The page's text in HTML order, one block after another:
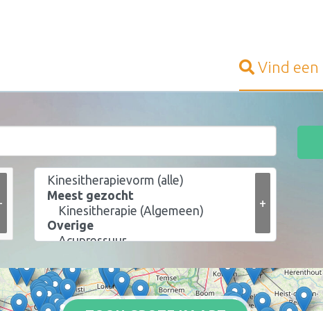
Vind een
+